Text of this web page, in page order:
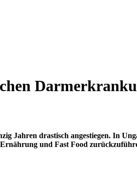
Jahren drastisch angestiegen. In
und Fast Food